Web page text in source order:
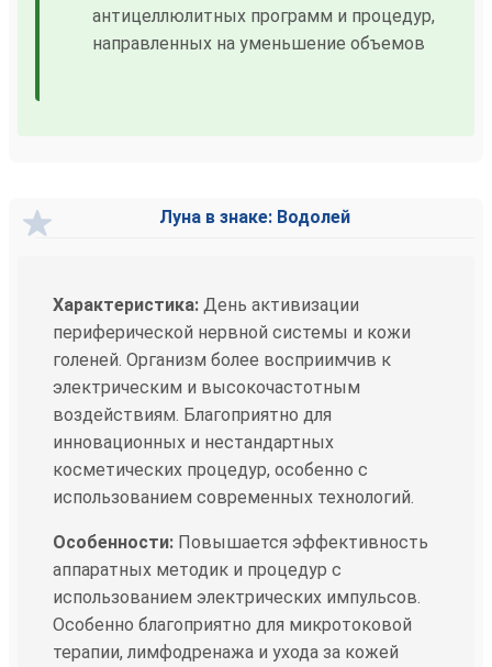
антицеллюлитных программ и процедур,
направленных на уменьшение объемов
Луна в знаке: Водолей
Характеристика: День активизации
периферической нервной системы и кожи
голеней. Организм более восприимчив к
электрическим и высокочастотным
воздействиям. Благоприятно для
инновационных и нестандартных
косметических процедур, особенно с
использованием современных технологий.
Особенности: Повышается эффективность
аппаратных методик и процедур с
использованием электрических импульсов.
Особенно благоприятно для микротоковой
терапии, лимфодренажа и ухода за кожей